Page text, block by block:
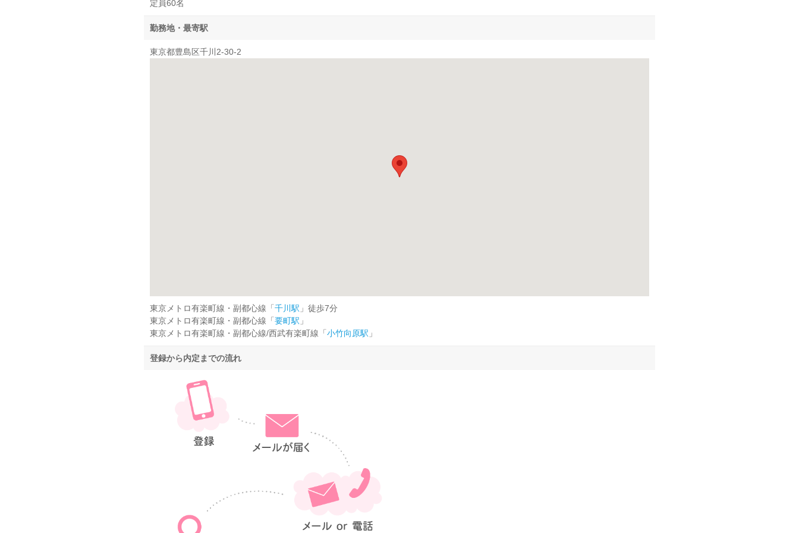
定員60名
勤務地・最寄駅
東京都豊島区千川2-30-2
東京メトロ有楽町線・副都心線「 千川駅 」徒歩7分
東京メトロ有楽町線・副都心線「 要町駅 」
東京メトロ有楽町線・副都心線/西武有楽町線「 小竹向原駅 」
登録から内定までの流れ